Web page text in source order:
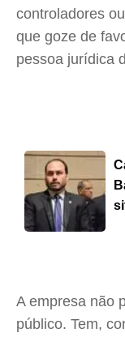
controladores
que goze de
pessoa jurídica
A empresa não
público. Tem,